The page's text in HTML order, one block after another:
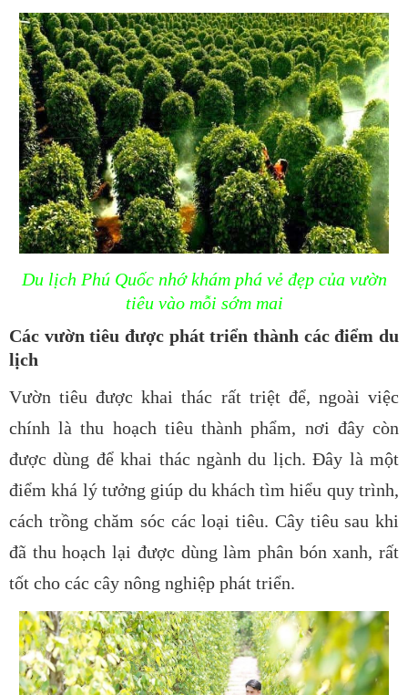
Du lịch Phú Quốc nhớ khám phá vẻ đẹp của vườn
tiêu vào mỗi sớm mai
Các vườn tiêu được phát triển thành các điểm du
lịch
Vườn tiêu được khai thác rất triệt để, ngoài việc
chính là thu hoạch tiêu thành phẩm, nơi đây còn
được dùng để khai thác ngành du lịch. Đây là một
điểm khá lý tưởng giúp du khách tìm hiểu quy trình,
cách trồng chăm sóc các loại tiêu. Cây tiêu sau khi
đã thu hoạch lại được dùng làm phân bón xanh, rất
tốt cho các cây nông nghiệp phát triển.